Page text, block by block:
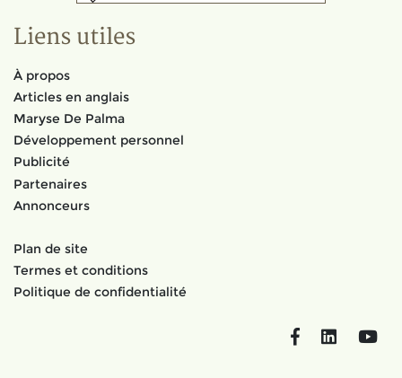
Liens utiles
À propos
Articles en anglais
Maryse De Palma
Développement personnel
Publicité
Partenaires
Annonceurs
Plan de site
Termes et conditions
Politique de confidentialité
FacebookLinkedIn